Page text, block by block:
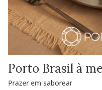
Porto Brasil à
Prazer em saborear